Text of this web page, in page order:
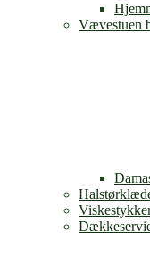
Vævestuen